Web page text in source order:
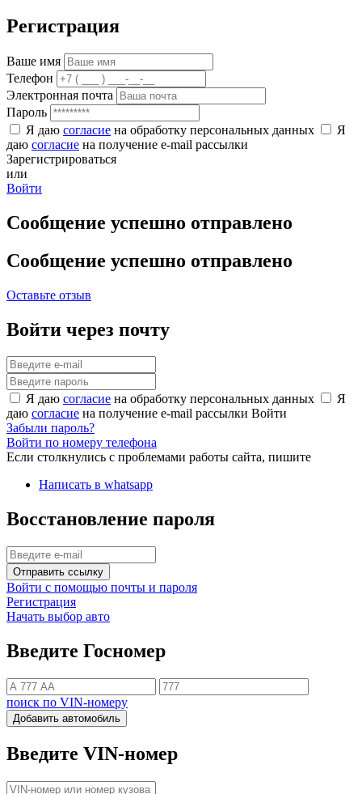
Регистрация
Ваше имя
Телефон
Электронная почта
Пароль
Я даю согласие на обработку персональных данных
Я
даю согласие на получение e-mail рассылки
Зарегистрироваться
или
Войти
Сообщение успешно отправлено
Сообщение успешно отправлено
Оставьте отзыв
Войти через почту
Я даю согласие на обработку персональных данных
Я
даю согласие на получение e-mail рассылки Войти
Забыли пароль?
Войти по номеру телефона
Если столкнулись с проблемами работы сайта, пишите
Написать в whatsapp
Восстановление пароля
Отправить ссылку
Войти с помощью почты и пароля
Регистрация
Начать выбор авто
Введите Госномер
поиск по VIN-номеру
Добавить автомобиль
Введите VIN-номер